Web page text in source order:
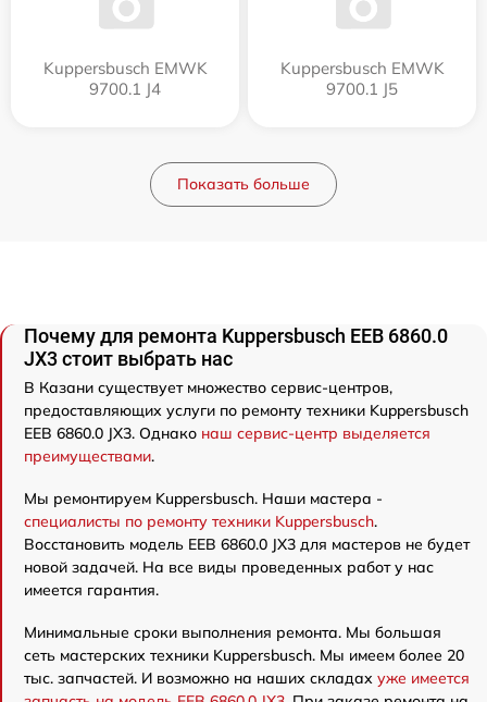
Kuppersbusch EMWK
9700.1 J4
Kuppersbusch EMWK
9700.1 J5
Показать больше
Почему для ремонта Kuppersbusch EEB 6860.0
JX3 стоит выбрать нас
В Казани существует множество сервис-центров,
предоставляющих услуги по ремонту техники Kuppersbusch
EEB 6860.0 JX3. Однако наш сервис-центр выделяется
преимуществами.
Мы ремонтируем Kuppersbusch. Наши мастера -
специалисты по ремонту техники Kuppersbusch.
Восстановить модель EEB 6860.0 JX3 для мастеров не будет
новой задачей. На все виды проведенных работ у нас
имеется гарантия.
Минимальные сроки выполнения ремонта. Мы большая
сеть мастерских техники Kuppersbusch. Мы имеем более 20
тыс. запчастей. И возможно на наших складах уже имеется